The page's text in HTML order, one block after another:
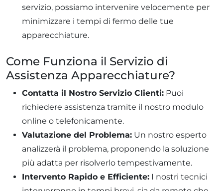
servizio, possiamo intervenire velocemente per
minimizzare i tempi di fermo delle tue
apparecchiature.
Come Funziona il Servizio di
Assistenza Apparecchiature?
Contatta il Nostro Servizio Clienti: Puoi
richiedere assistenza tramite il nostro modulo
online o telefonicamente.
Valutazione del Problema: Un nostro esperto
analizzerà il problema, proponendo la soluzione
più adatta per risolverlo tempestivamente.
Intervento Rapido e Efficiente: I nostri tecnici